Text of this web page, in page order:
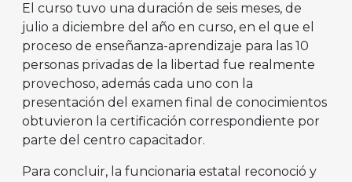
El curso tuvo una duración de seis meses, de
julio a diciembre del año en curso, en el que el
proceso de enseñanza-aprendizaje para las 10
personas privadas de la libertad fue realmente
provechoso, además cada uno con la
presentación del examen final de conocimientos
obtuvieron la certificación correspondiente por
parte del centro capacitador.
Para concluir, la funcionaria estatal reconoció y